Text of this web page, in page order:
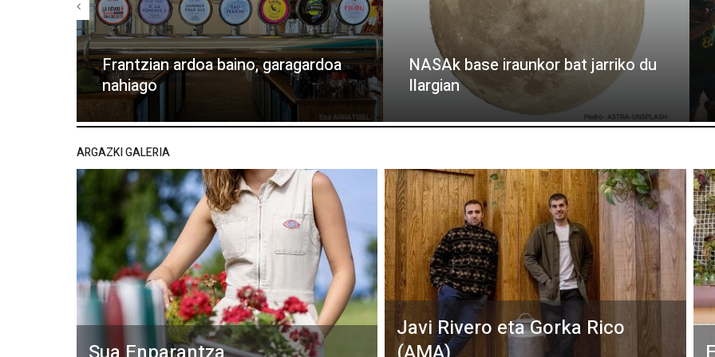
Frantzian ardoa baino, garagardoa
nahiago
NASAk base iraunkor bat jarriko du
Ilargian
ARGAZKI GALERIA
Javi Rivero eta Gorka Rico